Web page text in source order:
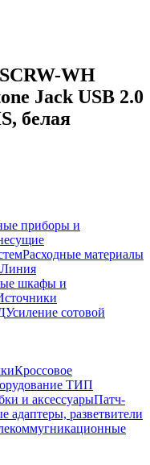
WH
Jack USB 2.0
белая
приборы и
Расходные материалы
Линия
шкафы и
Усиление сотовой
Кроссовое
ТИП
и аксессуарыПатч-
адаптеры, разветвители